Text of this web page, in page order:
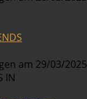
am 29/03/2025